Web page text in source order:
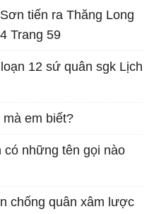
tiến ra Thăng Long
Trang 59
12 sứ quân sgk Lịch
em biết?
có những tên gọi nào
chống quân xâm lược